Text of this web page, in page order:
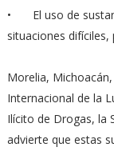
•
⁠El uso de
situaciones
Morelia,
Internacional de la
Ilícito de Drogas, la
advierte que estas